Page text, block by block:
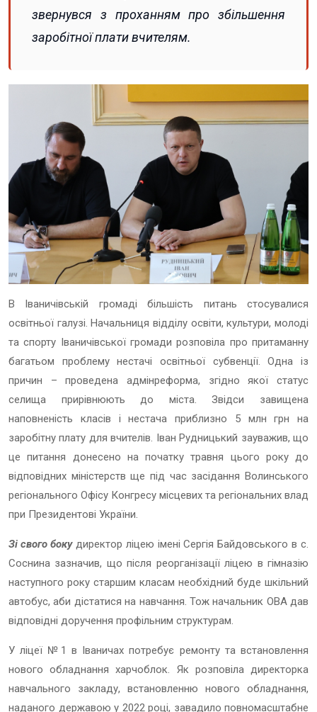
звернувся з проханням про збільшення
заробітної плати вчителям.
В Іваничівській громаді більшість питань стосувалися
освітньої галузі. Начальниця відділу освіти, культури, молоді
та спорту Іваничівської громади розповіла про притаманну
багатьом проблему нестачі освітньої субвенції. Одна із
причин – проведена адмінреформа, згідно якої статус
селища прирівнюють до міста. Звідси завищена
наповненість класів і нестача приблизно 5 млн грн на
заробітну плату для вчителів. Іван Рудницький зауважив, що
це питання донесено на початку травня цього року до
відповідних міністерств ще під час засідання Волинського
регіонального Офісу Конгресу місцевих та регіональних влад
при Президентові України.
Зі свого бокудиректор ліцею імені Сергія Байдовського в с.
Соснина зазначив, що після реорганізації ліцею в гімназію
наступного року старшим класам необхідний буде шкільний
автобус, аби дістатися на навчання. Тож начальник ОВА дав
відповідні доручення профільним структурам.
У ліцеї №1 в Іваничах потребує ремонту та встановлення
нового обладнання харчоблок. Як розповіла директорка
навчального закладу, встановленню нового обладнання,
наданого державою у 2022 році, завадило повномасштабне